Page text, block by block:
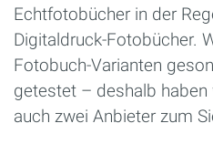
Echtfotobücher in der
Digitaldruck-Fotobücher.
Fotobuch-Varianten
getestet – deshalb
auch zwei Anbieter zum